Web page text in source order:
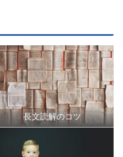
長文読解のコツ